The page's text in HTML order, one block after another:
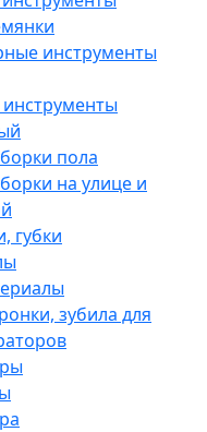
инструменты
пола
на улице и
губки
зубила для